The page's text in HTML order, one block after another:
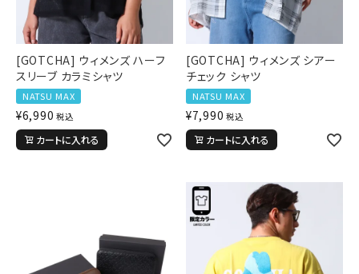
[GOTCHA] ウィメンズ ハーフ
スリーブ カラミシャツ
NATSU MAX
¥6,990 税込
カートに入れる
[GOTCHA] ウィメンズ シアー
チェック シャツ
NATSU MAX
¥7,990 税込
カートに入れる